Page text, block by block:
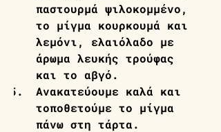
παστουρμά ψιλοκομμένο,
το μίγμα κουρκουμά και
λεμόνι, ελαιόλαδο με
άρωμα λευκής τρούφας
και το αβγό.
Ανακατεύουμε καλά και
τοποθετούμε το μίγμα
πάνω στη τάρτα.